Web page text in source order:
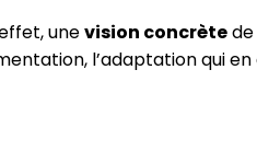
unevision concrète
l’adaptation qui